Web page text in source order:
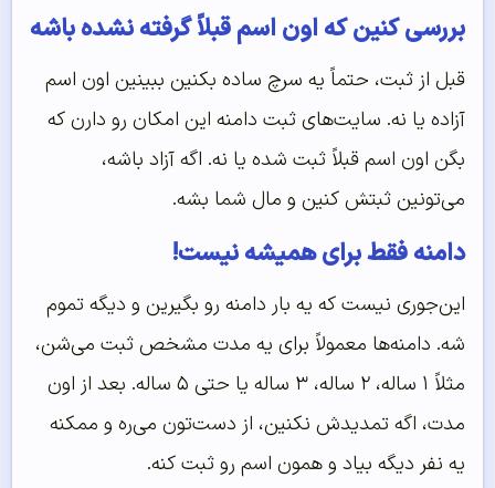
بررسی کنین که اون اسم قبلاً گرفته نشده باشه
قبل از ثبت، حتماً یه سرچ ساده بکنین ببینین اون اسم
آزاده یا نه. سایت‌های ثبت دامنه این امکان رو دارن که
بگن اون اسم قبلاً ثبت شده یا نه. اگه آزاد باشه،
می‌تونین ثبتش کنین و مال شما بشه.
دامنه فقط برای همیشه نیست!
این‌جوری نیست که یه بار دامنه رو بگیرین و دیگه تموم
شه. دامنه‌ها معمولاً برای یه مدت مشخص ثبت می‌شن،
مثلاً ۱ ساله، ۲ ساله، ۳ ساله یا حتی ۵ ساله. بعد از اون
مدت، اگه تمدیدش نکنین، از دست‌تون می‌ره و ممکنه
یه نفر دیگه بیاد و همون اسم رو ثبت کنه.